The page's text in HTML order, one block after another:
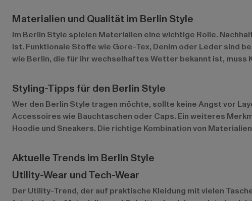
Materialien und Qualität im Berlin Style
Im Berlin Style spielen Materialien eine wichtige Rolle.
ist. Funktionale Stoffe wie Gore-Tex, Denim oder Leder sind
wie Berlin, die für ihr wechselhaftes Wetter bekannt ist, muss
Styling-Tipps für den Berlin Style
Wer den Berlin Style tragen möchte, sollte keine Angst vor
Accessoires wie Bauchtaschen oder Caps. Ein weiteres
Hoodie und Sneakers. Die richtige Kombination von
Aktuelle Trends im Berlin Style
Utility-Wear und Tech-Wear
Der Utility-Trend, der auf praktische Kleidung mit vielen